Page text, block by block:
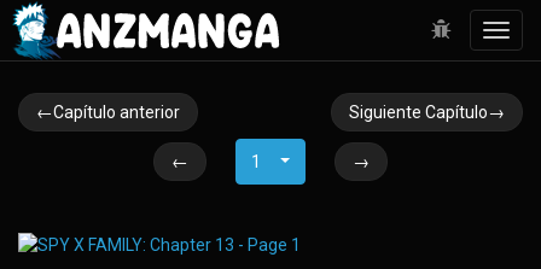
←Capítulo anterior Siguiente Capítulo→
← 1 →